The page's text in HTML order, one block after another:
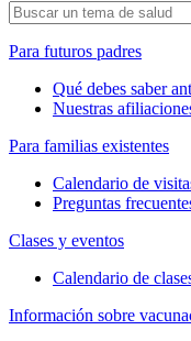
Para futuros padres
Qué debes saber
Nuestras
Para familias existentes
Calendario de
Preguntas
Clases y eventos
Calendario de
Información sobre